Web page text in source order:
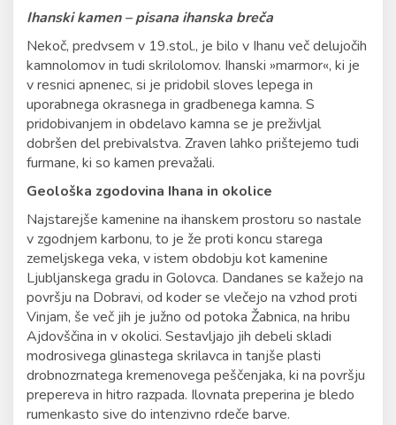
Ihanski kamen – pisana ihanska breča
Nekoč, predvsem v 19.stol., je bilo v Ihanu več delujočih
kamnolomov in tudi skrilolomov. Ihanski »marmor«, ki je
v resnici apnenec, si je pridobil sloves lepega in
uporabnega okrasnega in gradbenega kamna. S
pridobivanjem in obdelavo kamna se je preživljal
dobršen del prebivalstva. Zraven lahko prištejemo tudi
furmane, ki so kamen prevažali.
Geološka zgodovina Ihana in okolice
Najstarejše kamenine na ihanskem prostoru so nastale
v zgodnjem karbonu, to je že proti koncu starega
zemeljskega veka, v istem obdobju kot kamenine
Ljubljanskega gradu in Golovca. Dandanes se kažejo na
površju na Dobravi, od koder se vlečejo na vzhod proti
Vinjam, še več jih je južno od potoka Žabnica, na hribu
Ajdovščina in v okolici. Sestavljajo jih debeli skladi
modrosivega glinastega skrilavca in tanjše plasti
drobnozrnatega kremenovega peščenjaka, ki na površju
prepereva in hitro razpada. Ilovnata preperina je bledo
rumenkasto sive do intenzivno rdeče barve.